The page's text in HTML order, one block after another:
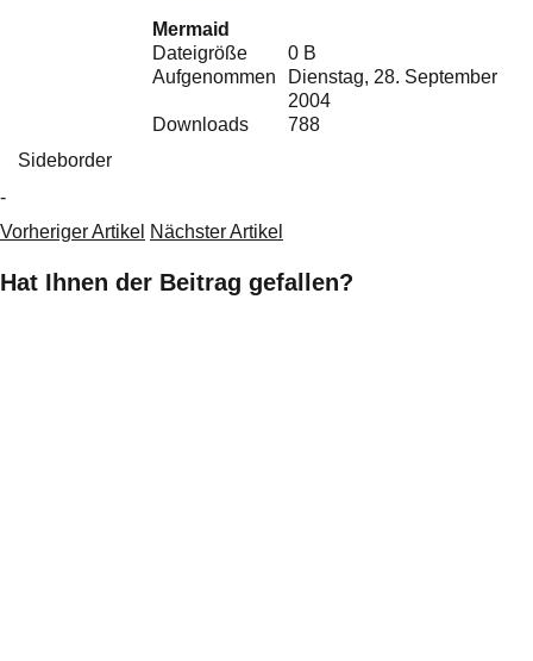
Mermaid
Dateigröße
0 B
Aufgenommen
Dienstag, 28. September
2004
Downloads
788
Sideborder
-
Vorheriger Artikel Nächster Artikel
Hat Ihnen der Beitrag gefallen?
E-Mail bestätigen